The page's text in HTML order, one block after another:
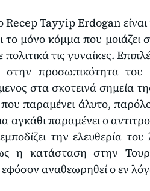
Tayyip Erdogan
το μόνο κόμμα που
πολιτικά τις γυναίκες.
στην προσωπικότητα
στα σκοτεινά σημεία
παραμένει άλυτο,
αγκάθι παραμένει ο
την ελευθερία
η κατάσταση στην
αναθεωρηθεί ο εν